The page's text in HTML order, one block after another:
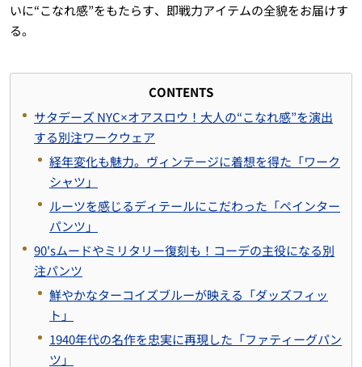
いに“こなれ感”をもたらす、即戦力アイテムの全貌をお届けす
る。
CONTENTS
サタデーズ NYC×オアスロウ！大人の“こなれ感”を演出
する別注ワークウェア
経年変化も魅力。ヴィンテージに着想を得た「ワーク
シャツ」
ルーツを感じるディテールにこだわった「ペインター
パンツ」
90'sムードやミリタリー復刻も！コーデの主役になる別
注パンツ
鮮やかなターコイズブルーが映える「ダッズフィッ
ト」
1940年代の名作を忠実に再現した「ファティーグパン
ツ」